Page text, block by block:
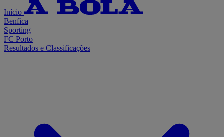
Início
Benfica
Sporting
FC Porto
Resultados e Classificações